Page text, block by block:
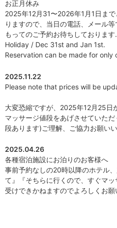
お正月休み
2025年12月31〜2026年1月1日ま
りますので、当日の電話、メール
もってのご予約お待ちしております.
Holiday / Dec 31st and Jan 1st.
Reservation can be made for only
2025.11.22
Please note that prices will be
大変恐縮ですが、2025年12月25日
マッサージ値段をあげさせていた
段あります)ご理解、ご協力お願いい
2025.04.26
各種宿泊施設にお泊りのお客様へ
事前予約なしの20時以降のホテル
て』『そちらに行くので、すぐマ
受けできかねますのでよろしくお願